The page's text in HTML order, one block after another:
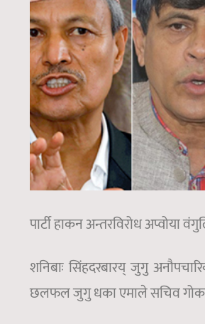
पार्टी हाकन अन्तरविरोध अप्वोया
शनिबाः सिंहदरबारय् जुगु
छलफल जुगु धका एमाले सचिव गोकर्ण